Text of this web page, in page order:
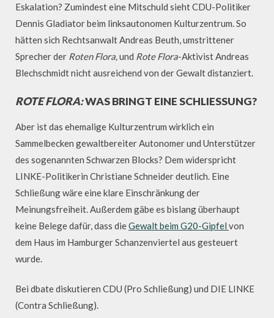
Eskalation? Zumindest eine Mitschuld sieht CDU-Politiker
Dennis Gladiator beim linksautonomen Kulturzentrum. So
hätten sich Rechtsanwalt Andreas Beuth, umstrittener
Sprecher der Roten Flora, und Rote Flora-Aktivist Andreas
Blechschmidt nicht ausreichend von der Gewalt distanziert.
ROTE FLORA:WAS BRINGT EINE SCHLIESSUNG?
Aber ist das ehemalige Kulturzentrum wirklich ein
Sammelbecken gewaltbereiter Autonomer und Unterstützer
des sogenannten Schwarzen Blocks? Dem widerspricht
LINKE-Politikerin Christiane Schneider deutlich. Eine
Schließung wäre eine klare Einschränkung der
Meinungsfreiheit. Außerdem gäbe es bislang überhaupt
keine Belege dafür, dass dieGewalt beim G20-Gipfel von
dem Haus im Hamburger Schanzenviertel aus gesteuert
wurde.
Bei dbate diskutieren CDU (Pro Schließung) und DIE LINKE
(Contra Schließung).